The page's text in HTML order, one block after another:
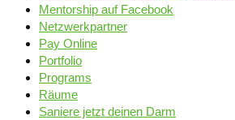
Mentorship auf Facebook
Netzwerkpartner
Pay Online
Portfolio
Programs
Räume
Saniere jetzt deinen Darm